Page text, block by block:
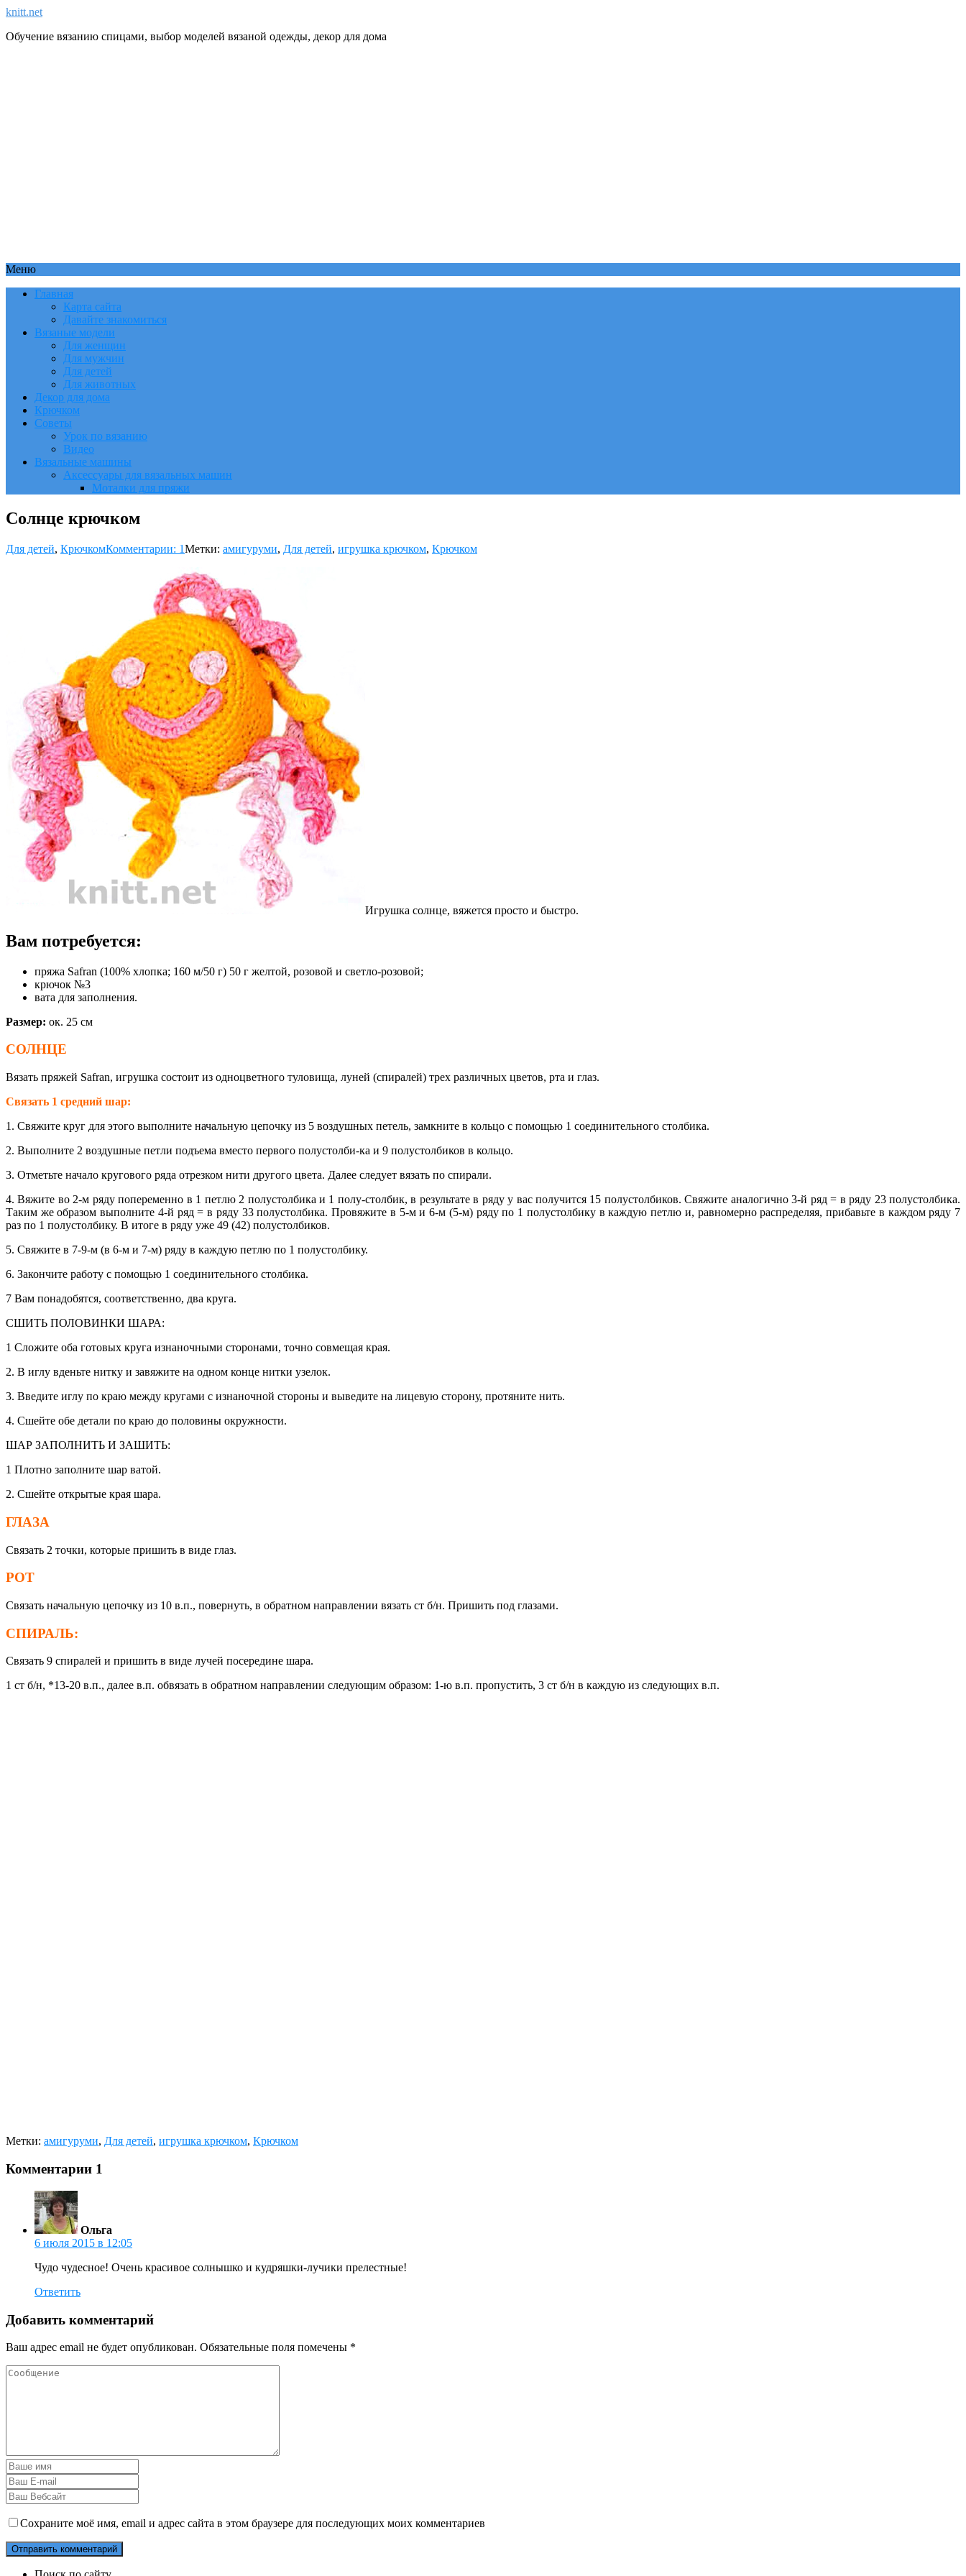
knitt.net
Обучение вязанию спицами, выбор моделей вязаной одежды, декор для дома
Меню
Главная
Карта сайта
Давайте знакомиться
Вязаные модели
Для женщин
Для мужчин
Для детей
Для животных
Декор для дома
Крючком
Советы
Урок по вязанию
Видео
Вязальные машины
Аксессуары для вязальных машин
Моталки для пряжи
Солнце крючком
Для детей, КрючкомКомментарии: 1Метки: амигуруми, Для детей, игрушка крючком, Крючком
Игрушка солнце, вяжется просто и быстро.
Вам потребуется:
пряжа Safran (100% хлопка; 160 м/50 г) 50 г желтой, розовой и светло-розовой;
крючок №3
вата для заполнения.
Размер: ок. 25 см
СОЛНЦЕ
Вязать пряжей Safran, игрушка состоит из одноцветного туловища, луней (спиралей) трех различных цветов, рта и глаз.
Связать 1 средний шар:
1. Свяжите круг для этого выполните начальную цепочку из 5 воздушных петель, замкните в кольцо с помощью 1 соединительного столбика.
2. Выполните 2 воздушные петли подъема вместо первого полустолби-ка и 9 полустолбиков в кольцо.
3. Отметьте начало кругового ряда отрезком нити другого цвета. Далее следует вязать по спирали.
4. Вяжите во 2-м ряду попеременно в 1 петлю 2 полустолбика и 1 полу-столбик, в результате в ряду у вас получится 15 полустолбиков. Свяжите аналогично 3-й ряд = в ряду 23 полустолбика.
Таким же образом выполните 4-й ряд = в ряду 33 полустолбика. Провяжите в 5-м и 6-м (5-м) ряду по 1 полустолбику в каждую петлю и, равномерно распределяя, прибавьте в каждом ряду 7
раз по 1 полустолбику. В итоге в ряду уже 49 (42) полустолбиков.
5. Свяжите в 7-9-м (в 6-м и 7-м) ряду в каждую петлю по 1 полустолбику.
6. Закончите работу с помощью 1 соединительного столбика.
7 Вам понадобятся, соответственно, два круга.
СШИТЬ ПОЛОВИНКИ ШАРА:
1 Сложите оба готовых круга изнаночными сторонами, точно совмещая края.
2. В иглу вденьте нитку и завяжите на одном конце нитки узелок.
3. Введите иглу по краю между кругами с изнаночной стороны и выведите на лицевую сторону, протяните нить.
4. Сшейте обе детали по краю до половины окружности.
ШАР ЗАПОЛНИТЬ И ЗАШИТЬ:
1 Плотно заполните шар ватой.
2. Сшейте открытые края шара.
ГЛАЗА
Связать 2 точки, которые пришить в виде глаз.
РОТ
Связать начальную цепочку из 10 в.п., повернуть, в обратном направлении вязать ст б/н. Пришить под глазами.
СПИРАЛЬ:
Связать 9 спиралей и пришить в виде лучей посередине шара.
1 ст б/н, *13-20 в.п., далее в.п. обвязать в обратном направлении следующим образом: 1-ю в.п. пропустить, 3 ст б/н в каждую из следующих в.п.
Метки: амигуруми, Для детей, игрушка крючком, Крючком
Комментарии 1
Ольга
6 июля 2015 в 12:05
Чудо чудесное! Очень красивое солнышко и кудряшки-лучики прелестные!
Ответить
Добавить комментарий
Ваш адрес email не будет опубликован. Обязательные поля помечены *
Сохраните моё имя, email и адрес сайта в этом браузере для последующих моих комментариев